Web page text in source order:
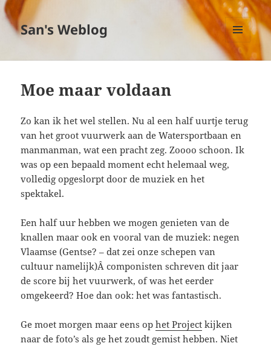
San's Weblog
MENU
EN
Moe maar voldaan
Zo kan ik het wel stellen. Nu al een half uurtje terug
van het groot vuurwerk aan de Watersportbaan en
manmanman, wat een pracht zeg. Zoooo schoon. Ik
was op een bepaald moment echt helemaal weg,
volledig opgeslorpt door de muziek en het
spektakel.
Een half uur hebben we mogen genieten van de
knallen maar ook en vooral van de muziek: negen
Vlaamse (Gentse? – dat zei onze schepen van
cultuur namelijk)Â componisten schreven dit jaar
de score bij het vuurwerk, of was het eerder
omgekeerd? Hoe dan ook: het was fantastisch.
Ge moet morgen maar eens ophet Project kijken
naar de foto’s als ge het zoudt gemist hebben. Niet